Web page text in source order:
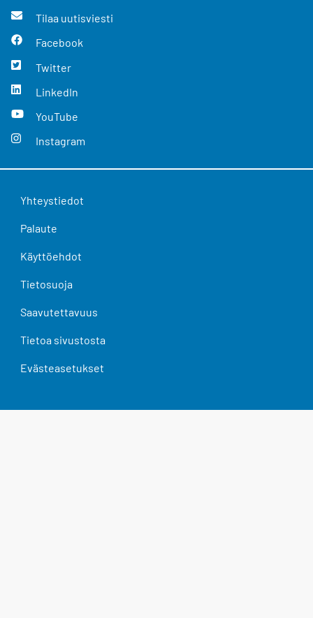
Tilaa uutisviesti
Facebook
Twitter
LinkedIn
YouTube
Instagram
Yhteystiedot
Palaute
Käyttöehdot
Tietosuoja
Saavutettavuus
Tietoa sivustosta
Evästeasetukset